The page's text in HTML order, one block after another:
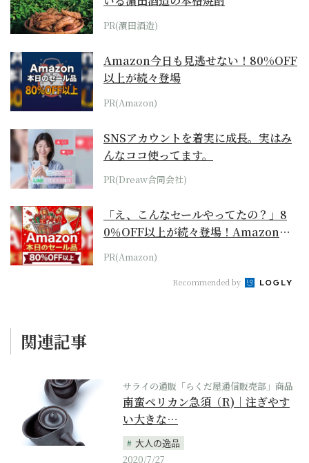
PR(濵田酒造)
Amazon今日も見逃せない！80%OFF
以上が続々登場
PR(Amazon)
SNSアカウントを着実に成長。実はみ
んなココ使ってます。
PR(Dreaw合同会社)
「え、こんなセールやってたの？」8
0％OFF以上が続々登場！Amazonの
本気が...
PR(Amazon)
Recommended by
関連記事
サライの通販「らくだ屋通信販売部」商品
南蛮ペリカン急須（R)｜注ぎやす
い大きな…
大人の逸品
2020/7/27